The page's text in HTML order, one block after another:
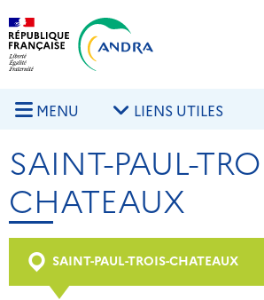
Aller au contenu principal
MENU LIENS UTILES
SAINT-PAUL-
CHATEAUX
SAINT-PAUL-TROIS-CHATEAUX